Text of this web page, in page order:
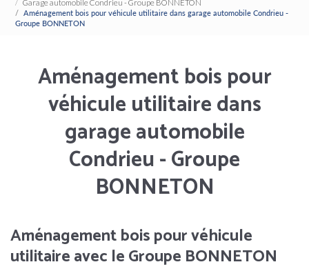
Garage automobile Condrieu - Groupe BONNETON
Aménagement bois pour véhicule utilitaire dans garage automobile Condrieu -
Groupe BONNETON
Aménagement bois pour
véhicule utilitaire dans
garage automobile
Condrieu - Groupe
BONNETON
Aménagement bois pour véhicule
utilitaire avec le Groupe BONNETON